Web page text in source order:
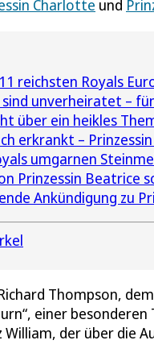
Charlotte und
reichsten Royals
sind unverheiratet –
über ein heikles
erkrankt –
umgarnen
Prinzessin Beatrice
Ankündigung zu
Thompson,
einer
der über die